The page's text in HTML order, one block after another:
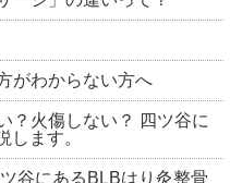
谷にあるBLBはり灸整骨
スの秘密
に合った施術法 ～四ツ
可能？注意点3つを解説！